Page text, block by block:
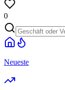
0
Neueste